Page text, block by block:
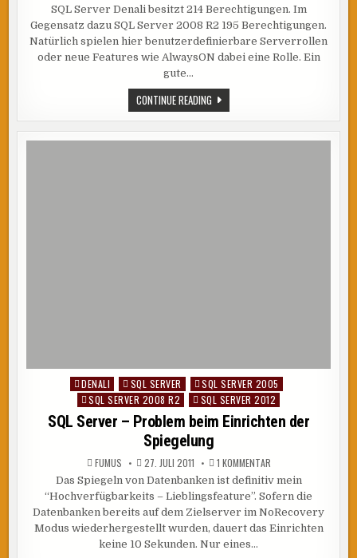
SERVER
–
BERECHTIGUNGEN
ÜBERSICHT
POSTER
SQL Server Denali besitzt 214 Berechtigungen. Im
Gegensatz dazu SQL Server 2008 R2 195 Berechtigungen.
Natürlich spielen hier benutzerdefinierbare Serverrollen
oder neue Features wie AlwaysON dabei eine Rolle. Ein
gute…
CONTINUE READINGSQL
SERVER
2012
–
BERECHTIGUNGEN
Posted
DENALI SQL SERVER
SQL SERVER 2005
SQL SERVER 2008 R2
SQL SERVER 2012
SQL Server – Problem beim Einrichten der
Spiegelung
FUMUS 27. JULI 2011 1 KOMMENTARZU
SERVER
–
PROBLEM
BEIM
EINRICHTEN
DER
Das Spiegeln von Datenbanken ist definitiv mein
“Hochverfügbarkeits – Lieblingsfeature”. Sofern die
Datenbanken bereits auf dem Zielserver im NoRecovery
Modus wiederhergestellt wurden, dauert das Einrichten
keine 10 Sekunden. Nur eines…